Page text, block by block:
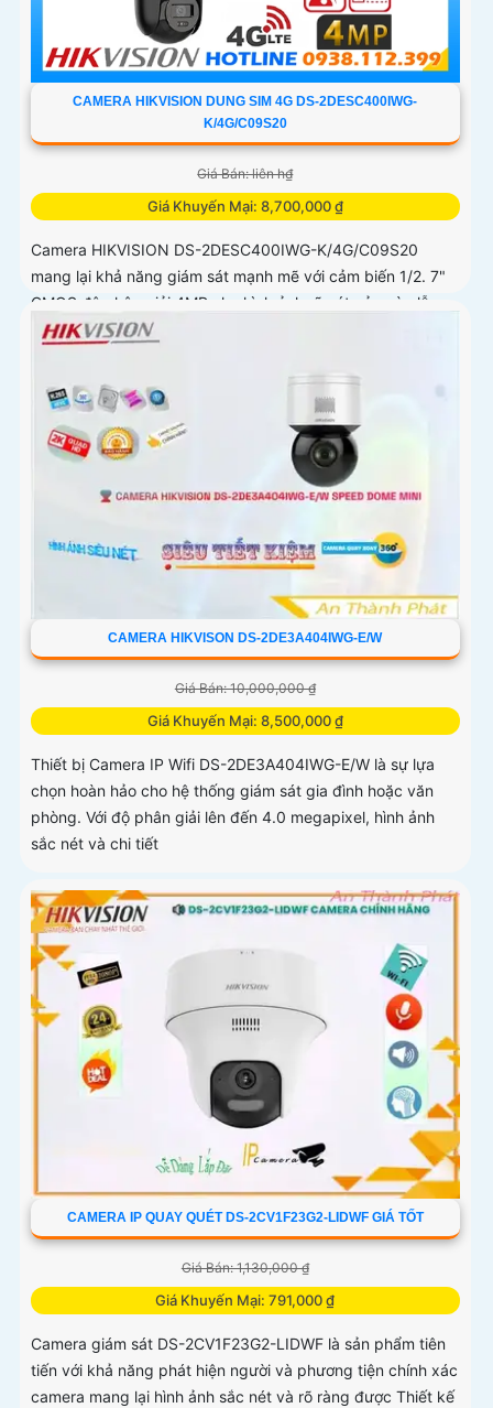
CAMERA HIKVISION DUNG SIM 4G DS-2DESC400IWG-
K/4G/C09S20
Giá Bán: liên h₫
Giá Khuyến Mại: 8,700,000 ₫
Camera HIKVISION DS-2DESC400IWG-K/4G/C09S20
mang lại khả năng giám sát mạnh mẽ với cảm biến 1/2. 7"
CMOS độ phân giải 4MP cho hình ảnh rõ nét cả ngày lẫn
đêm
CAMERA HIKVISON DS-2DE3A404IWG-E/W
Giá Bán: 10,000,000 ₫
Giá Khuyến Mại: 8,500,000 ₫
Thiết bị Camera IP Wifi DS-2DE3A404IWG-E/W là sự lựa
chọn hoàn hảo cho hệ thống giám sát gia đình hoặc văn
phòng. Với độ phân giải lên đến 4.0 megapixel, hình ảnh
sắc nét và chi tiết
CAMERA IP QUAY QUÉT DS-2CV1F23G2-LIDWF GIÁ TỐT
Giá Bán: 1,130,000 ₫
Giá Khuyến Mại: 791,000 ₫
Camera giám sát DS-2CV1F23G2-LIDWF là sản phẩm tiên
tiến với khả năng phát hiện người và phương tiện chính xác
camera mang lại hình ảnh sắc nét và rõ ràng được Thiết kế